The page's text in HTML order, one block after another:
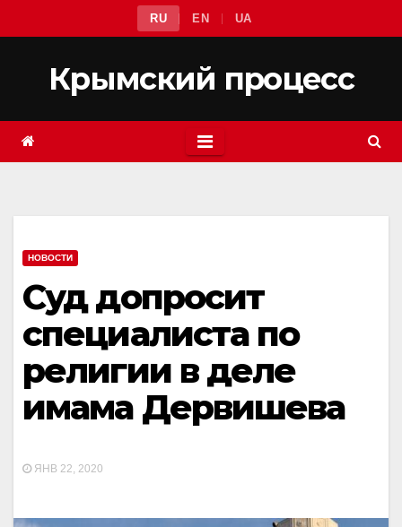
к
содержимому
RU EN UA
Крымский процесс
НОВОСТИ
Суд допросит
специалиста по
религии в деле
имама Дервишева
ЯНВ 22, 2020